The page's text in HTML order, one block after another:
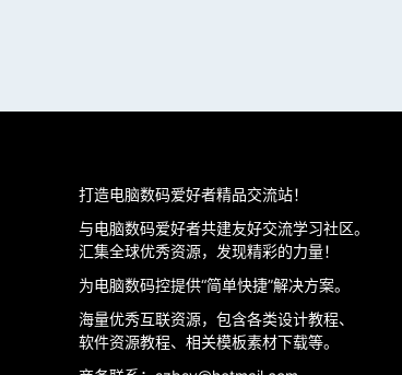
打造电脑数码爱好者精品交流站！
与电脑数码爱好者共建友好交流学习社区。
汇集全球优秀资源，发现精彩的力量！
为电脑数码控提供“简单快捷”解决方案。
海量优秀互联资源，包含各类设计教程、
软件资源教程、相关模板素材下载等。